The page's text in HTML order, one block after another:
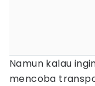
Namun kalau
mencoba